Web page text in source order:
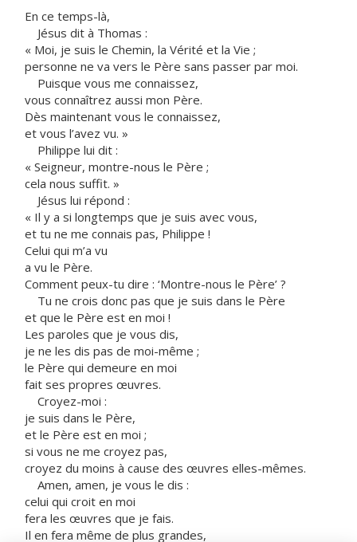
En ce temps-là,
Jésus dit à Thomas :
« Moi, je suis le Chemin, la Vérité et la Vie ;
personne ne va vers le Père sans passer par moi.
Puisque vous me connaissez,
vous connaîtrez aussi mon Père.
Dès maintenant vous le connaissez,
et vous l’avez vu. »
Philippe lui dit :
« Seigneur, montre-nous le Père ;
cela nous suffit. »
Jésus lui répond :
« Il y a si longtemps que je suis avec vous,
et tu ne me connais pas, Philippe !
Celui qui m’a vu
a vu le Père.
Comment peux-tu dire : ‘Montre-nous le Père’ ?
Tu ne crois donc pas que je suis dans le Père
et que le Père est en moi !
Les paroles que je vous dis,
je ne les dis pas de moi-même ;
le Père qui demeure en moi
fait ses propres œuvres.
Croyez-moi :
je suis dans le Père,
et le Père est en moi ;
si vous ne me croyez pas,
croyez du moins à cause des œuvres elles-mêmes.
Amen, amen, je vous le dis :
celui qui croit en moi
fera les œuvres que je fais.
Il en fera même de plus grandes,